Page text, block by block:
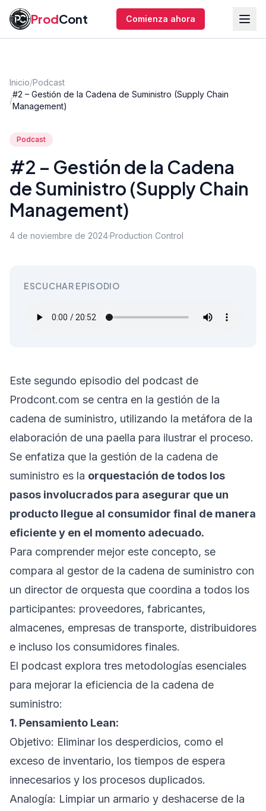
Saltar al contenido principal
ProdCont Comienza ahora
Inicio/Podcast
/
#2 – Gestión de la Cadena de Suministro (Supply Chain
Management)
Podcast
#2 – Gestión de la Cadena
de Suministro (Supply Chain
Management)
4 de noviembre de 2024·Production Control
ESCUCHAR EPISODIO
Este segundo episodio del podcast de
Prodcont.com se centra en la gestión de la
cadena de suministro, utilizando la metáfora de la
elaboración de una paella para ilustrar el proceso.
Se enfatiza que la gestión de la cadena de
suministro es la orquestación de todos los
pasos involucrados para asegurar que un
producto llegue al consumidor final de manera
eficiente y en el momento adecuado.
Para comprender mejor este concepto, se
compara al gestor de la cadena de suministro con
un director de orquesta que coordina a todos los
participantes: proveedores, fabricantes,
almacenes, empresas de transporte, distribuidores
e incluso los consumidores finales.
El podcast explora tres metodologías esenciales
para mejorar la eficiencia de la cadena de
suministro:
1. Pensamiento Lean:
Objetivo: Eliminar los desperdicios, como el
exceso de inventario, los tiempos de espera
innecesarios y los procesos duplicados.
Analogía: Limpiar un armario y deshacerse de la